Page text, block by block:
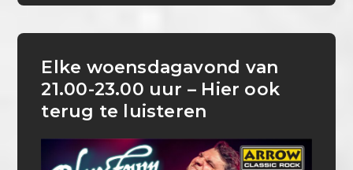
Elke woensdagavond van
21.00-23.00 uur – Hier ook
terug te luisteren